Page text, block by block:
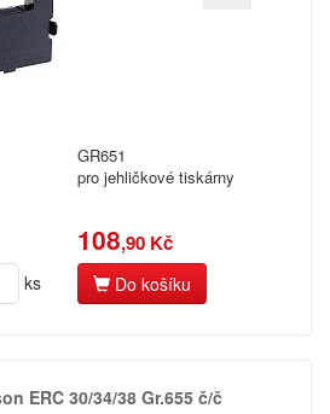
GR651
pro jehličkové tiskárny
108,90 Kč
ks Do košíku
ERC 30/​34/​38 Gr.​655 č/​č